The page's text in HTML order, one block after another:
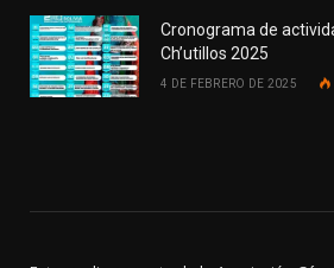
Cronograma de
Ch’utillos 2025
4 DE FEBRERO DE 2025